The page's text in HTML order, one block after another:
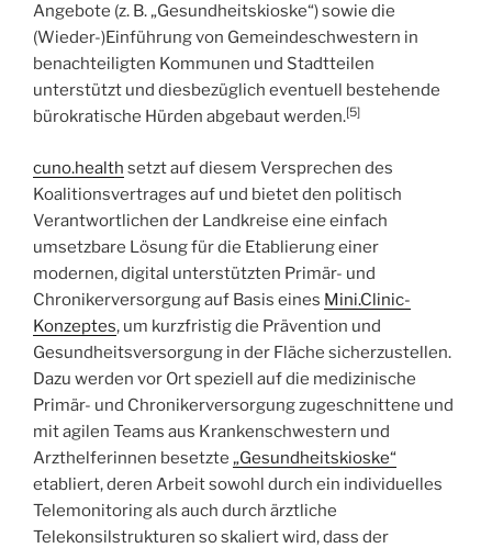
Angebote (z. B. „Gesundheitskioske“) sowie die
(Wieder-)Einführung von Gemeindeschwestern in
benachteiligten Kommunen und Stadtteilen
unterstützt und diesbezüglich eventuell bestehende
bürokratische Hürden abgebaut werden.[5]
cuno.health setzt auf diesem Versprechen des
Koalitionsvertrages auf und bietet den politisch
Verantwortlichen der Landkreise eine einfach
umsetzbare Lösung für die Etablierung einer
modernen, digital unterstützten Primär- und
Chronikerversorgung auf Basis eines Mini.Clinic-
Konzeptes, um kurzfristig die Prävention und
Gesundheitsversorgung in der Fläche sicherzustellen.
Dazu werden vor Ort speziell auf die medizinische
Primär- und Chronikerversorgung zugeschnittene und
mit agilen Teams aus Krankenschwestern und
Arzthelferinnen besetzte „Gesundheitskioske“
etabliert, deren Arbeit sowohl durch ein individuelles
Telemonitoring als auch durch ärztliche
Telekonsilstrukturen so skaliert wird, dass der